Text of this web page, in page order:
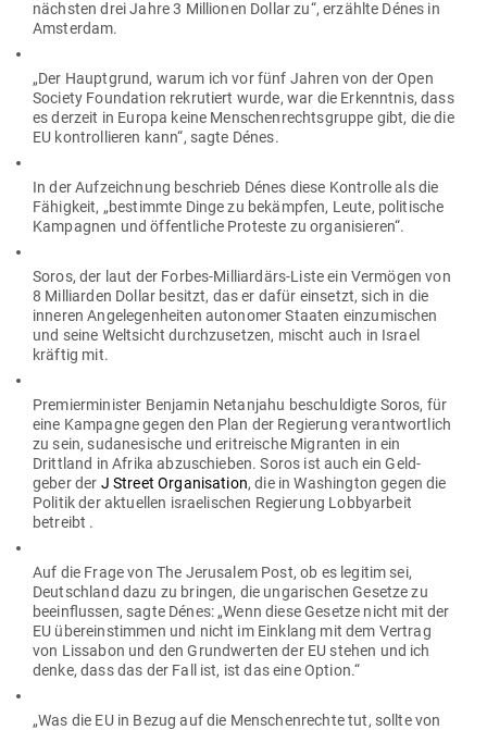
nächsten drei Jahre 3 Mil­lionen Dollar zu“, erzählte Dénes in
Amsterdam.
„Der Haupt­grund, warum ich vor fünf Jahren von der Open
Society Foun­dation rekru­tiert wurde, war die Erkenntnis, dass
es derzeit in Europa keine Men­schen­rechts­gruppe gibt, die die
EU kon­trol­lieren kann“, sagte Dénes.
In der Auf­zeichnung beschrieb Dénes diese Kon­trolle als die
Fähigkeit, „bestimmte Dinge zu bekämpfen, Leute, poli­tische
Kam­pagnen und öffent­liche Pro­teste zu organisieren“.
Soros, der laut der Forbes-Mil­li­ardärs-Liste ein Ver­mögen von
8 Mil­li­arden Dollar besitzt, das er dafür ein­setzt, sich in die
inneren Ange­le­gen­heiten auto­nomer Staaten ein­zu­mi­schen
und seine Welt­sicht durch­zu­setzen, mischt auch in Israel
kräftig mit.
Pre­mier­mi­nister Ben­jamin Netanjahu beschul­digte Soros, für
eine Kam­pagne gegen den Plan der Regierung ver­ant­wortlich
zu sein, suda­ne­sische und eri­tre­ische Migranten in ein
Drittland in Afrika abzu­schieben. Soros ist auch ein Geld­
geber der J Street Orga­ni­sation, die in Washington gegen die
Politik der aktu­ellen israe­li­schen Regierung Lob­by­arbeit
betreibt .
Auf die Frage von The Jeru­salem Post, ob es legitim sei,
Deutschland dazu zu bringen, die unga­ri­schen Gesetze zu
beein­flussen, sagte Dénes: „Wenn diese Gesetze nicht mit der
EU über­ein­stimmen und nicht im Ein­klang mit dem Vertrag
von Lis­sabon und den Grund­werten der EU stehen und ich
denke, dass das der Fall ist, ist das eine Option.“
„Was die EU in Bezug auf die Men­schen­rechte tut, sollte von